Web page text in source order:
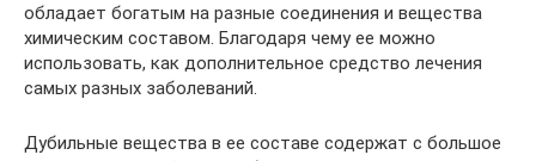
обладает богатым на разные соединения и вещества
химическим составом. Благодаря чему ее можно
использовать, как дополнительное средство лечения
самых разных заболеваний.
Дубильные вещества в ее составе содержат с большое